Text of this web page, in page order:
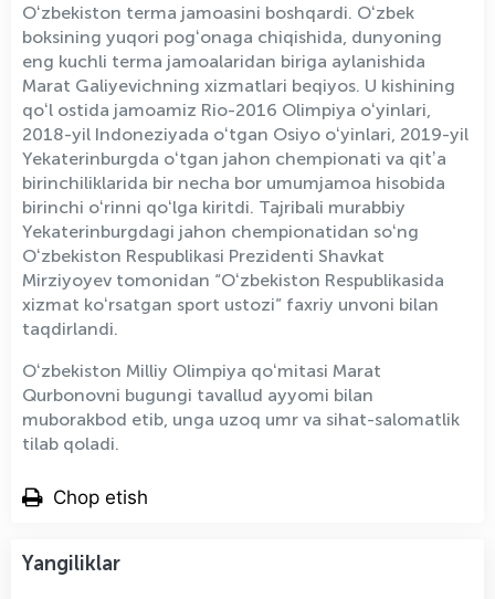
Oʻzbekiston terma jamoasini boshqardi. Oʻzbek
boksining yuqori pogʻonaga chiqishida, dunyoning
eng kuchli terma jamoalaridan biriga aylanishida
Marat Galiyevichning xizmatlari beqiyos. U kishining
qoʻl ostida jamoamiz Rio-2016 Olimpiya oʻyinlari,
2018-yil Indoneziyada oʻtgan Osiyo oʻyinlari, 2019-yil
Yekaterinburgda oʻtgan jahon chempionati va qitʼa
birinchiliklarida bir necha bor umumjamoa hisobida
birinchi oʻrinni qoʻlga kiritdi. Tajribali murabbiy
Yekaterinburgdagi jahon chempionatidan soʻng
Oʻzbekiston Respublikasi Prezidenti Shavkat
Mirziyoyev tomonidan “Oʻzbekiston Respublikasida
xizmat koʻrsatgan sport ustozi” faxriy unvoni bilan
taqdirlandi.
Oʻzbekiston Milliy Olimpiya qoʻmitasi Marat
Qurbonovni bugungi tavallud ayyomi bilan
muborakbod etib, unga uzoq umr va sihat-salomatlik
tilab qoladi.
Chop etish
Yangiliklar